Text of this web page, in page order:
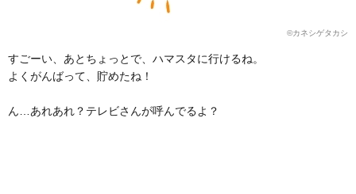
©カネシゲタカシ
すごーい、あとちょっとで、ハマスタに行けるね。
よくがんばって、貯めたね！
ん…あれあれ？テレビさんが呼んでるよ？